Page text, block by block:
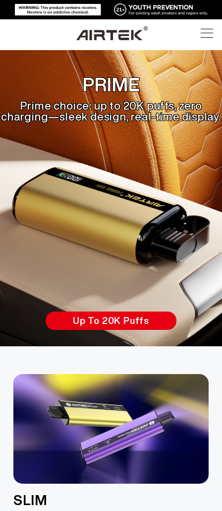
제품
모두
일회용 전자담배
교체 가능한 기기
교체 가능한 팟
온라인 스토어
온라인 스토어
하이테크
블로그
블로그
지원
미디어 키트
자주 묻는 질문
소개
Русский
日本語
FLEX
정밀 제어, 향상된 증기 경험
이중 액상 컵, 메시 및 칩 제어
50K 퍼프
4단계 조정 가능한 냉각 수준
이중 액상 컵, 메시 및 칩 제어
50K 퍼프
R6
더 많은 전력. 더 많은 액상. 더 많은 즐거움
스마트 저소비 전력 칩
3단계 전력 조정
LED 춤추는 전력 디스플레이
스마트 저소비 전력 칩
3단계 전력 조정
AIRPLAY
주요 오픈 시스템 POD, 트렌디한 DIY 경험.
돌출 패턴 질감
교체 가능한 기기
빛을 흡입하고 빛이 되세요
돌출 패턴 질감
교체 가능한 기기
SLIM
초슬림 메탈 바디, OLED, 프리미엄 경험.
프리미엄 시각적 경험
초슬림 금속
선명한 OLED 디스플레이
프리미엄 시각적 경험
초슬림 금속
LEADER
크리스탈과 금속, 강력한 심장, 순수한 기쁨
전력 조정
Up Tp 30K Puffs
전력 조정
Up Tp 30K Puffs
PRIME
Prime choice: up to 20K puffs, zero
charging—sleek design, real-time display.
PRIME
Prime choice: up to 20K puffs, zero
charging—sleek design, real-time display.
Sleek Design & Real-time Display
Up To 20K Puffs
Zero Charging, Maximum Puffs
Sleek Design & Real-time Display
Up To 20K Puffs
FLEX
정밀 제어, 향상된 증기 경험
이중 액상 컵, 메시 및 칩 제어
50K 퍼프
4단계 조정 가능한 냉각 수준
이중 액상 컵, 메시 및 칩 제어
50K 퍼프
R6
더 많은 전력. 더 많은 액상. 더 많은 즐거움
스마트 저소비 전력 칩
3단계 전력 조정
LED 춤추는 전력 디스플레이
3단계 전력 조정
SLIM